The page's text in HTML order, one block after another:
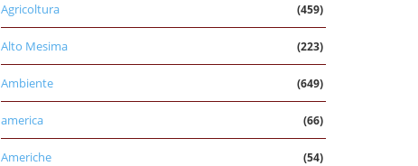
Agricoltura (459)
Alto Mesima (223)
Ambiente (649)
america (66)
Americhe (54)